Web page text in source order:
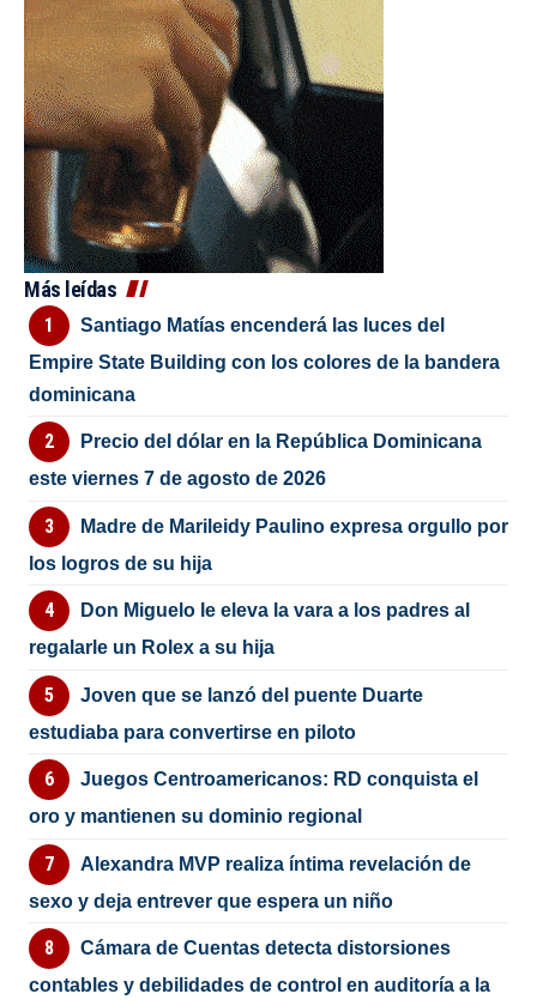
Más leídas
Santiago Matías encenderá las luces del
Empire State Building con los colores de la bandera
dominicana
Precio del dólar en la República Dominicana
este viernes 7 de agosto de 2026
Madre de Marileidy Paulino expresa orgullo por
los logros de su hija
Don Miguelo le eleva la vara a los padres al
regalarle un Rolex a su hija
Joven que se lanzó del puente Duarte
estudiaba para convertirse en piloto
Juegos Centroamericanos: RD conquista el
oro y mantienen su dominio regional
Alexandra MVP realiza íntima revelación de
sexo y deja entrever que espera un niño
Cámara de Cuentas detecta distorsiones
contables y debilidades de control en auditoría a la